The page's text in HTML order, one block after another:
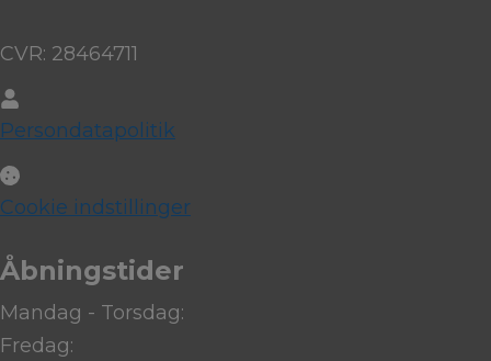
CVR: 28464711
Persondatapolitik
Cookie indstillinger
Åbningstider
Mandag - Torsdag:
Fredag: